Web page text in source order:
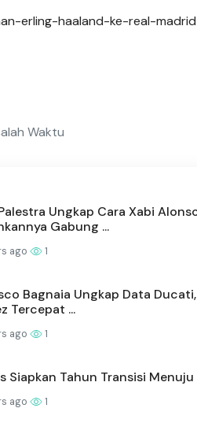
erling-haaland-ke-real-
Waktu
Ungkap Cara Xabi
Gabung ...
ago 1
Bagnaia Ungkap Data
Tercepat ...
ago 1
Siapkan Tahun Transisi
ago 1